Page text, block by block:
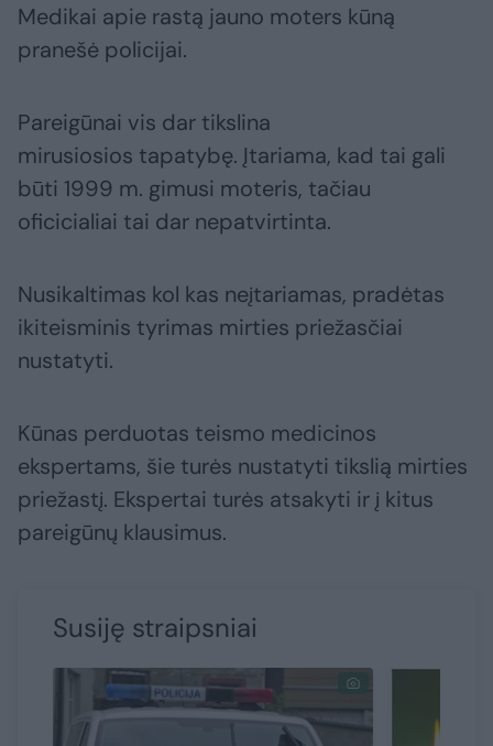
Medikai apie rastą jauno moters kūną
pranešė policijai.
Pareigūnai vis dar tikslina
mirusiosios tapatybę. Įtariama, kad tai gali
būti 1999 m. gimusi moteris, tačiau
oficicialiai tai dar nepatvirtinta.
Nusikaltimas kol kas neįtariamas, pradėtas
ikiteisminis tyrimas mirties priežasčiai
nustatyti.
Kūnas perduotas teismo medicinos
ekspertams, šie turės nustatyti tikslią mirties
priežastį. Ekspertai turės atsakyti ir į kitus
pareigūnų klausimus.
Susiję straipsniai